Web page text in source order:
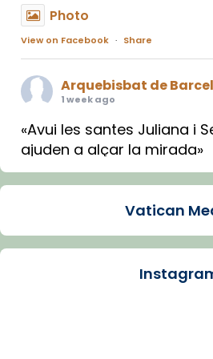
Photo
View on Facebook · Share
Arquebisbat de
1 week ago
«Avui les santes Juliana i
ajuden a alçar la mirada»
Mons. Sergi Gordo, bisbe
Santes de Mataró.
🔗tinyurl.com/cvu5jmbk
Vatican